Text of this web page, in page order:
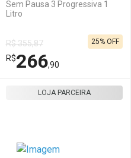
Comprar sem Desconto
Por R$ 92,90/cada
Comprar sem Desconto
Por R$ 92,90/cada
Sem Pausa 3 Progressiva 1
Litro
R$ 355,87
R$266,90
25% OFF
LOJA PARCEIRA